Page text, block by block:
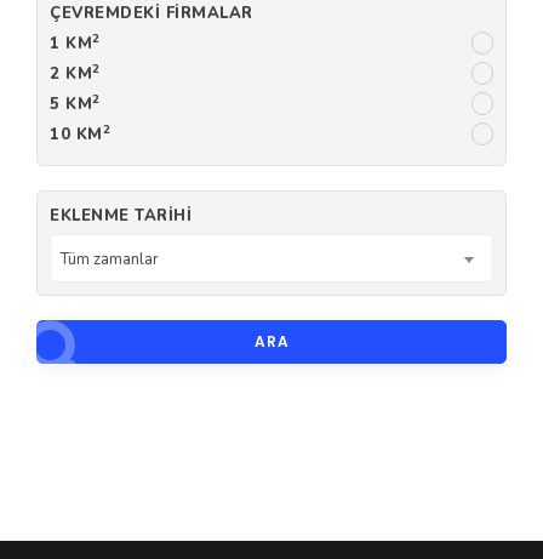
ÇEVREMDEKI FIRMALAR
1 KM2
2 KM2
5 KM2
10 KM2
EKLENME TARIHI
Tüm zamanlar
ARA